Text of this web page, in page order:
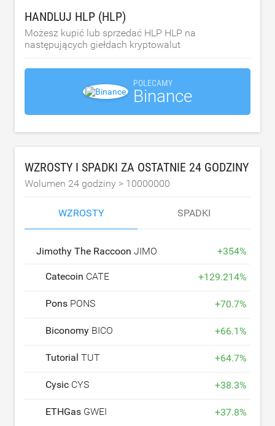
HANDLUJ HLP (HLP)
Możesz kupić lub sprzedać HLP HLP na
następujących giełdach kryptowalut
POLECAMY
Binance
WZROSTY I SPADKI ZA OSTATNIE 24 GODZINY
Wolumen 24 godziny > 10000000
WZROSTY SPADKI
Jimothy The Raccoon JIMOTHY +354%
Catecoin CATE +129.214%
Pons PONS +70.7%
Biconomy BICO +66.1%
Tutorial TUT +64.7%
Cysic CYS +38.3%
ETHGas GWEI +37.8%